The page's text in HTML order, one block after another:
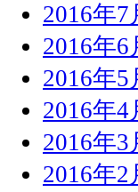
2016年7
2016年6
2016年5
2016年4
2016年3
2016年2